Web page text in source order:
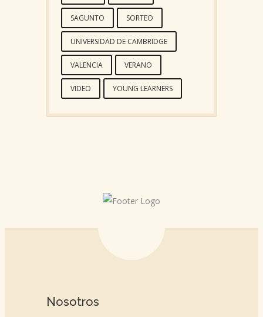
SAGUNTO SORTEO
UNIVERSIDAD DE CAMBRIDGE
VALENCIA VERANO
VIDEO YOUNG LEARNERS
Nosotros